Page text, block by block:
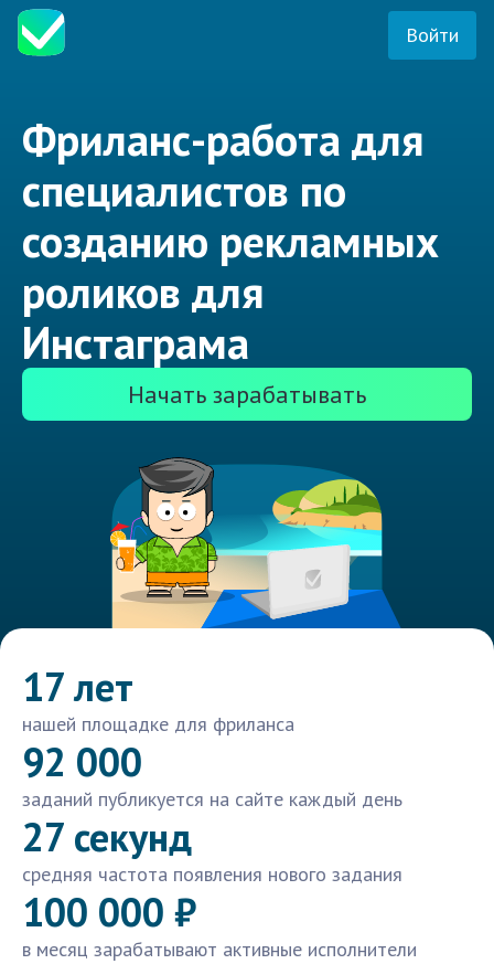
Войти
Фриланс-работа для
специалистов по
созданию рекламных
роликов для
Инстаграма
Начать зарабатывать
17 лет
нашей площадке для фриланса
92 000
заданий публикуется на сайте каждый день
27 секунд
средняя частота появления нового задания
100 000 ₽
в месяц зарабатывают активные исполнители